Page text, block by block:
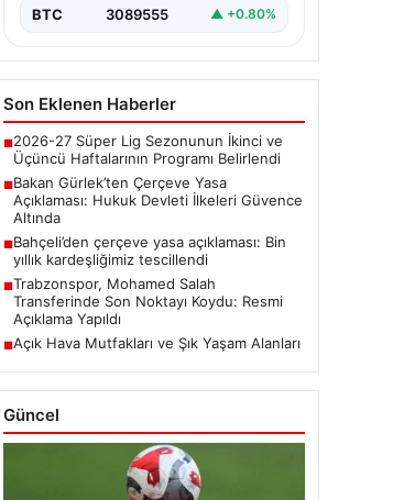
BTC 3089555 ▲ +0.80%
Son Eklenen Haberler
■2026-27 Süper Lig Sezonunun İkinci ve
Üçüncü Haftalarının Programı Belirlendi
■Bakan Gürlek’ten Çerçeve Yasa
Açıklaması: Hukuk Devleti İlkeleri Güvence
Altında
■Bahçeli’den çerçeve yasa açıklaması: Bin
yıllık kardeşliğimiz tescillendi
■Trabzonspor, Mohamed Salah
Transferinde Son Noktayı Koydu: Resmi
Açıklama Yapıldı
■Açık Hava Mutfakları ve Şık Yaşam Alanları
Güncel